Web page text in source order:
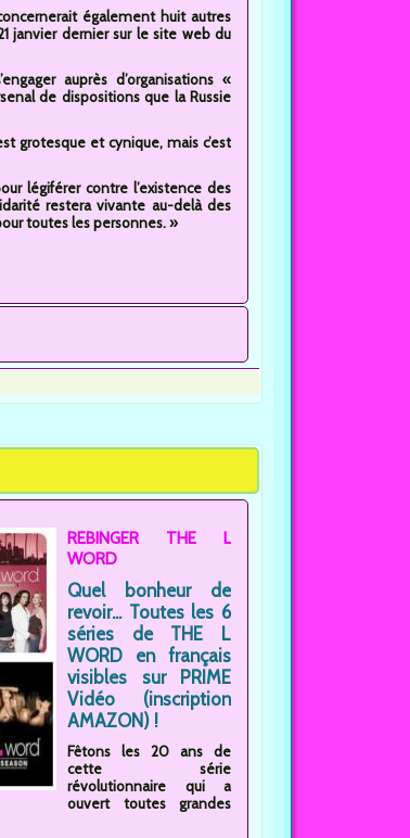
également huit autres
janvier dernier sur le site web du
auprès d’organisations «
de dispositions que la Russie
grotesque et cynique, mais c’est
légiférer contre l’existence des
restera vivante au-delà des
toutes les personnes. »
REBINGER THE L
WORD
Quel bonheur de
revoir... Toutes les 6
séries de THE L
WORD en français
visibles sur PRIME
Vidéo (inscription
AMAZON) !
Fêtons les 20 ans de
cette série
révolutionnaire qui a
ouvert toutes grandes